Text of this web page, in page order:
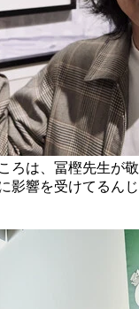
ろは、冨樫先生が敬
影響を受けてるんじ